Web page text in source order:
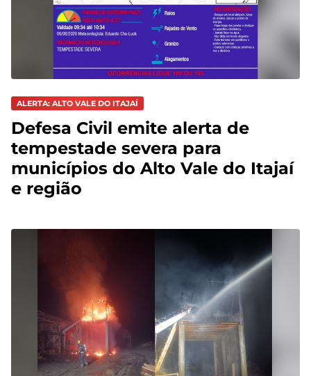
ALERTA: ALTO VALE DO ITAJAÍ
Defesa Civil emite alerta de
tempestade severa para
municípios do Alto Vale do Itajaí
e região